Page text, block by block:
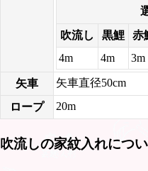
吹流し
黒鯉 赤
4m
4m 3m
矢車
矢車直径50cm
ロープ
20m
吹流しの家紋入れにつ